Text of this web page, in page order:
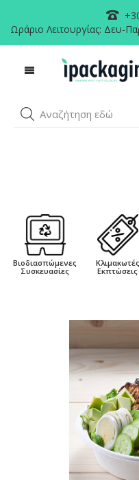
Ωράριο Λειτουργίας: Δευ-
Αναζήτηση εδώ
Βιοδιασπώμενες
Συσκευασίες
Κλιμακωτές
Εκπτώσεις